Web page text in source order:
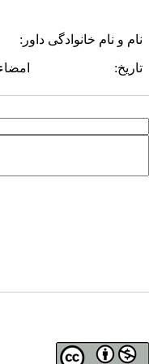
نام و نام خانوادگی
تاریخ: